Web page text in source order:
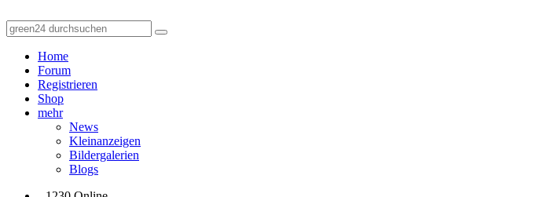
Home
Forum
Registrieren
Shop
mehr
News
Kleinanzeigen
Bildergalerien
Blogs